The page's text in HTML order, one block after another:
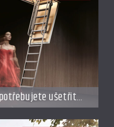
ušetřit
kompromisy